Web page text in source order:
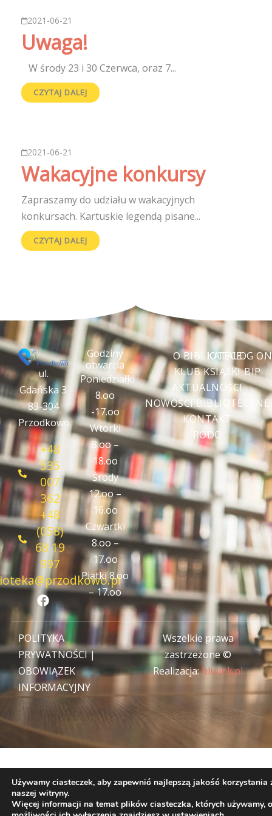
2021-06-21
Uwaga!
W środy 23 i 30 Czerwca, oraz 7...
CZYTAJ DALEJ
2021-06-21
Wakacyjne konkursy
Zapraszamy do udziału w wakacyjnych
konkursach. Kartuskie legendą pisane...
CZYTAJ DALEJ
ul.
Gdańska 3
83-304
Przodkowo
+48
535
007
362
+48
(058)
68 19
997
F
a
c
e
b
o
o
k
Godziny
otwarcia
Poniedziałki
8.oo
-17.oo
Wtorki
8.oo –
18.oo
Środy
12.oo –
16.oo
Czwartki
8.oo –
17.oo
Piątki 8.oo
– 17.oo
O BIBLIOTECE
KLUB KSIĄŻKI
AKTUALNOŚCI
NOWOŚCI BIBLIOTECZNE
KONTAKT
RODO
KATALOG
BIP
POLITYKA
PRYWATNOŚCI|
OBOWIĄZEK
INFORMACYJNY
Wszelkie prawa
zastrzeżone ©
Realizacja:blulink.pl
Używamy ciasteczek, aby zapewnić najlepszą jakość korzystania
naszej witryny.
Więcej informacji na temat plików ciasteczka, których używamy,